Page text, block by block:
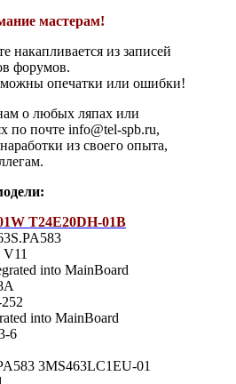
мастерам!
накапливается из записей
форумов.
опечатки или ошибки!
о любых ляпах или
по почте info@tel-spb.ru,
из своего опыта,
T24E20DH-01B
into MainBoard
into MainBoard
6
3MS463LC1EU-01